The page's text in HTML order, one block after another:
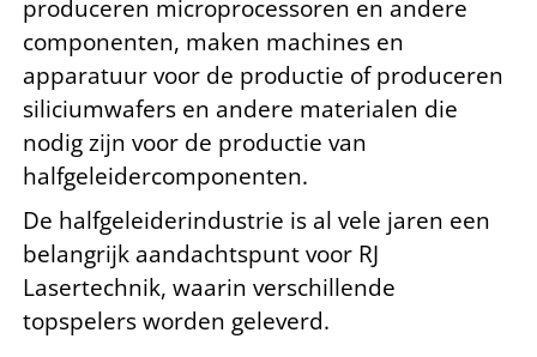
produceren microprocessoren en andere
componenten, maken machines en
apparatuur voor de productie of produceren
siliciumwafers en andere materialen die
nodig zijn voor de productie van
halfgeleidercomponenten.
De halfgeleiderindustrie is al vele jaren een
belangrijk aandachtspunt voor RJ
Lasertechnik, waarin verschillende
topspelers worden geleverd.